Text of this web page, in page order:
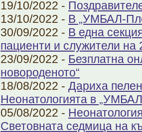
19/10/2022 -
13/10/2022 - В „УМБАЛ-
30/09/2022 - В една
пациенти и служители на
23/09/2022 - Безплатна
новороденото“
18/08/2022 - Дариха
Неонатологията в
05/08/2022 -
Световната седмица на